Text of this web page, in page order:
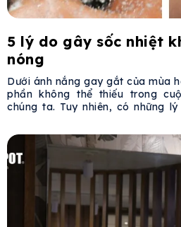
5 lý do gây sốc nhiệt
nóng
Dưới ánh nắng gay gắt của mùa
phần không thể thiếu trong
chúng ta. Tuy nhiên, có những
sức khoẻ của mình. Để hiểu rõ hơn